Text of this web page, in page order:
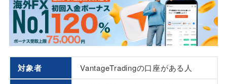
対象者 VantageTradingの口座がある人